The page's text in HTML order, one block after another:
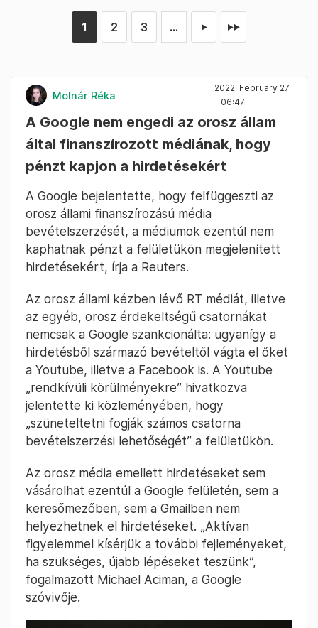
1 2 3 ... ► ►►
Molnár Réka
2022. February 27.
– 06:47
A Google nem engedi az orosz állam
által finanszírozott médiának, hogy
pénzt kapjon a hirdetésekért
A Google bejelentette, hogy felfüggeszti az
orosz állami finanszírozású média
bevételszerzését, a médiumok ezentúl nem
kaphatnak pénzt a felületükön megjelenített
hirdetésekért, írja a Reuters.
Az orosz állami kézben lévő RT médiát, illetve
az egyéb, orosz érdekeltségű csatornákat
nemcsak a Google szankcionálta: ugyanígy a
hirdetésből származó bevételtől vágta el őket
a Youtube, illetve a Facebook is. A Youtube
„rendkívüli körülményekre” hivatkozva
jelentette ki közleményében, hogy
„szüneteltetni fogják számos csatorna
bevételszerzési lehetőségét” a felületükön.
Az orosz média emellett hirdetéseket sem
vásárolhat ezentúl a Google felületén, sem a
keresőmezőben, sem a Gmailben nem
helyezhetnek el hirdetéseket. „Aktívan
figyelemmel kísérjük a további fejleményeket,
ha szükséges, újabb lépéseket teszünk”,
fogalmazott Michael Aciman, a Google
szóvivője.